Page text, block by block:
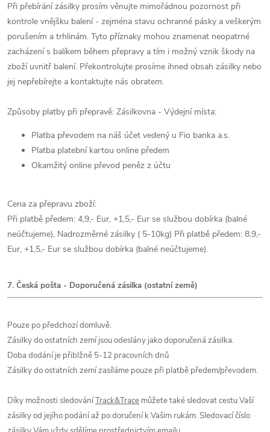
Při přebírání zásilky prosím věnujte mimořádnou pozornost při
kontrole vnějšku balení - zejména stavu ochranné pásky a veškerým
porušením a trhlinám. Tyto příznaky mohou znamenat neopatrné
zacházení s balíkem během přepravy a tím i možný vznik škody na
zboží uvnitř balení. Překontrolujte prosíme ihned obsah zásilky nebo
jej nepřebírejte a kontaktujte nás obratem.
Způsoby platby při přepravě: Zásilkovna - Výdejní místa:
Platba převodem na náš účet vedený u Fio banka a.s.
Platba platební kartou online předem
Okamžitý online převod peněz z účtu
Cena za přepravu zboží:
Při platbě předem: 4,9,- Eur, +1,5,- Eur se službou dobírka (balné
neúčtujeme), Nadrozměrné zásilky ( 5-10kg) Při platbě předem: 8,9,-
Eur, +1,5,- Eur se službou dobírka (balné neúčtujeme).
7. Česká pošta - Doporučená zásilka (ostatní země)
Pouze po předchozí domluvě.
Zásilky do ostatních zemí jsou odeslány jako doporučená zásilka.
Doba dodání je přiblžně 5-12 pracovních dnů
Zásilky do ostatních zemí zasíláme pouze při platbě předem/převodem.
Díky možnosti sledováníTrack&Trace můžete také sledovat cestu Vaší
zásilky od jejího podání až po doručení k Vašim rukám. Sledovací číslo